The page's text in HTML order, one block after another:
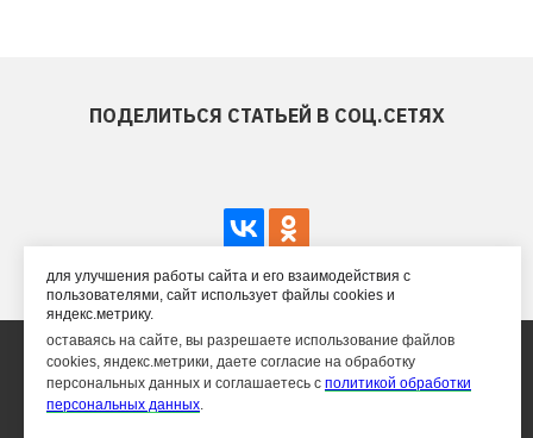
ПОДЕЛИТЬСЯ СТАТЬЕЙ В СОЦ.СЕТЯХ
для улучшения работы сайта и его взаимодействия с
пользователями, сайт использует файлы cookies и
яндекс.метрику.
оставаясь на сайте, вы разрешаете использование файлов
cookies, яндекс.метрики, даете согласие на обработку
персональных данных и соглашаетесь с политикой обработки
персональных данных